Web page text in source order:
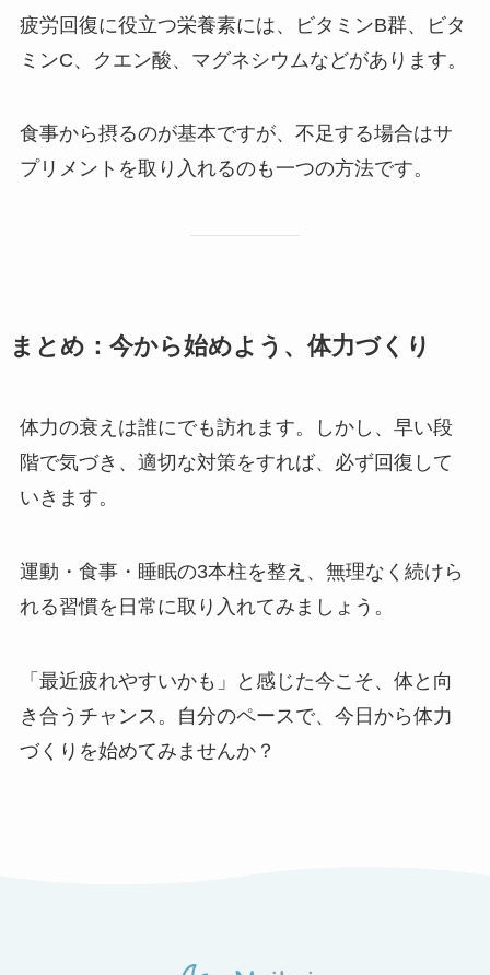
疲労回復に役立つ栄養素には、ビタミンB群、ビタ
ミンC、クエン酸、マグネシウムなどがあります。
食事から摂るのが基本ですが、不足する場合はサ
プリメントを取り入れるのも一つの方法です。
まとめ：今から始めよう、体力づくり
体力の衰えは誰にでも訪れます。しかし、早い段
階で気づき、適切な対策をすれば、必ず回復して
いきます。
運動・食事・睡眠の3本柱を整え、無理なく続けら
れる習慣を日常に取り入れてみましょう。
「最近疲れやすいかも」と感じた今こそ、体と向
き合うチャンス。自分のペースで、今日から体力
づくりを始めてみませんか？